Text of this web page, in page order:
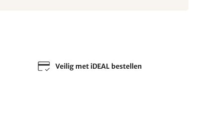
Veilig met iDEAL bestellen